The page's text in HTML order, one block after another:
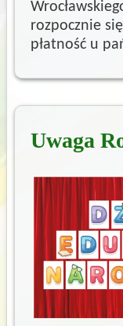
rozpocznie
płatność u
Uwaga